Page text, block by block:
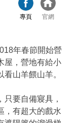
專頁 官網
年春節開始營
屋，營地有給小
山羊餵山羊。
要自備寢具，
，有超大的戲水